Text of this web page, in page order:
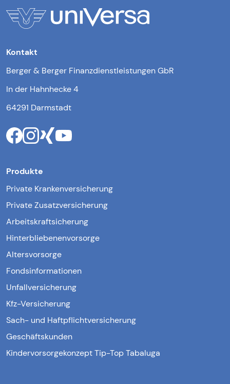
Kontakt
Berger & Berger Finanzdienstleistungen GbR
In der Hahnhecke 4
64291 Darmstadt
Produkte
Private Krankenversicherung
Private Zusatzversicherung
Arbeitskraftsicherung
Hinterbliebenenvorsorge
Altersvorsorge
Fondsinformationen
Unfallversicherung
Kfz-Versicherung
Sach- und Haftpflichtversicherung
Geschäftskunden
Kindervorsorgekonzept Tip-Top Tabaluga